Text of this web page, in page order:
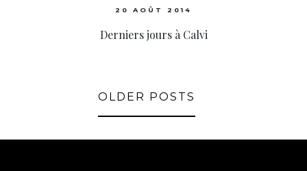
20 AOÛT 2014
Derniers jours à Calvi
OLDER POSTS